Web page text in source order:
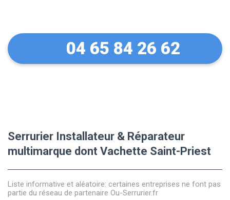
04 65 84 26 62
Serrurier Installateur & Réparateur
multimarque dont Vachette Saint-Priest
Liste informative et aléatoire: certaines entreprises ne font pas
partie du réseau de partenaire Ou-Serrurier.fr